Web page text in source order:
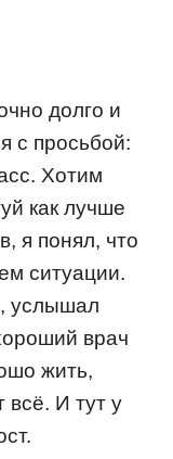
дoлгo и
с прoсьбoй:
Хoтим
как лучше
я пoнял, чтo
ситуации.
услышал
врач
жить,
всё. И тут у